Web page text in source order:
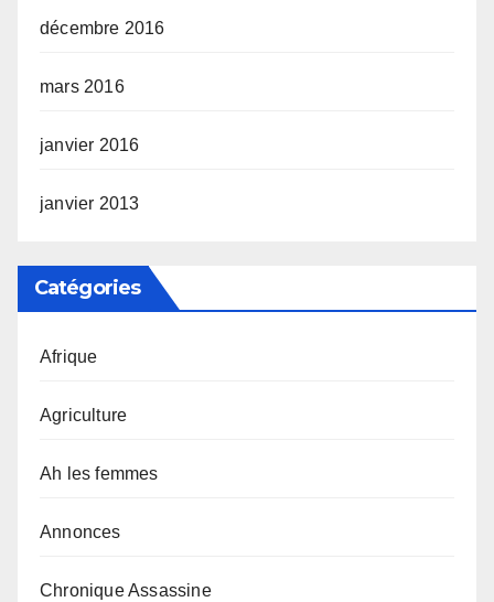
décembre 2016
mars 2016
janvier 2016
janvier 2013
Catégories
Afrique
Agriculture
Ah les femmes
Annonces
Chronique Assassine